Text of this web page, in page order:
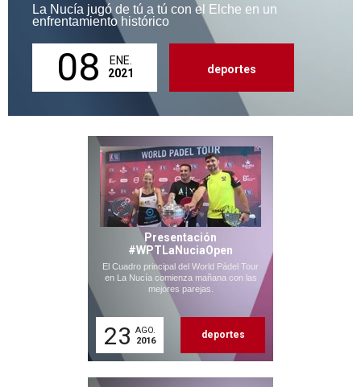
La Nucía jugó de tú a tú con el Elche en un
enfrentamiento histórico
08
ENE.
2021
deportes
Presentación
#WPTLaNuciaOpen
El Cuadro principal del World Pádel Tour
en La Nucía comienza mañana con las
mejores parejas.
23 AGO.
2016
deportes